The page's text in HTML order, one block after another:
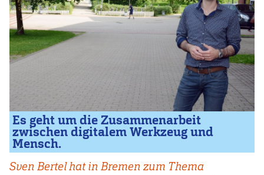
main
page
instead.
Es geht um die Zusammenarbeit
zwischen digitalem Werkzeug und
Mensch.
Sven Bertel hat in Bremen zum Thema